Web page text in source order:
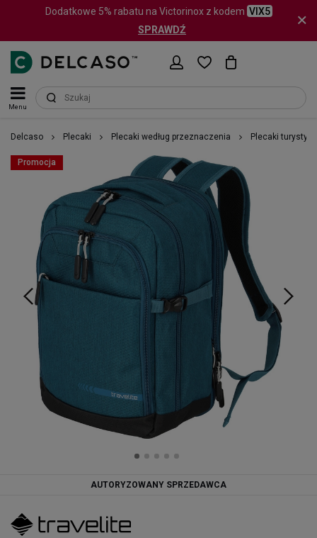
Dodatkowe 5% rabatu na Victorinox z kodem VIX5
SPRAWDŹ
Menu
Delcaso Plecaki Plecaki według przeznaczenia Plecaki
Promocja
AUTORYZOWANY SPRZEDAWCA